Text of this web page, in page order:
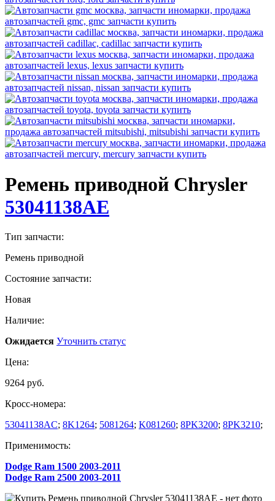
Ремень приводной Chrysler
53041138AE
Тип запчасти:
Ремень приводной
Состояние запчасти:
Новая
Наличие:
Ожидается Уточнить статус
Цена:
9264 руб.
Кросс-номера:
53041138AC; 8K1264; 5081264; K081260; 8PK3200; 8PK3210;
Применимость:
Dodge Ram 1500 2003-2011
Dodge Ram 2500 2003-2011